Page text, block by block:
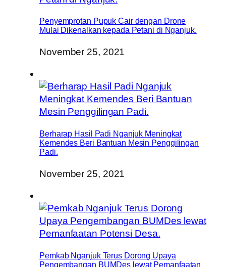
Penyemprotan Pupuk Cair dengan Drone
Mulai Dikenalkan kepada Petani di Nganjuk.
November 25, 2021
Berharap Hasil Padi Nganjuk Meningkat
Kemendes Beri Bantuan Mesin Penggilingan
Padi.
November 25, 2021
Pemkab Nganjuk Terus Dorong Upaya
Pengembangan BUMDes lewat Pemanfaatan